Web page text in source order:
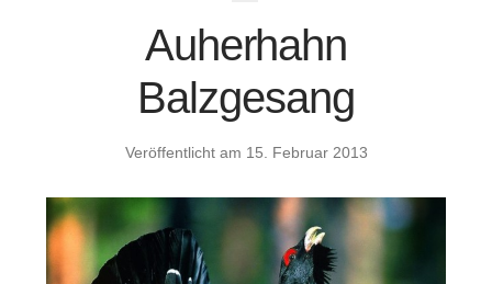
Auherhahn
Balzgesang
Veröffentlicht am 15. Februar 2013